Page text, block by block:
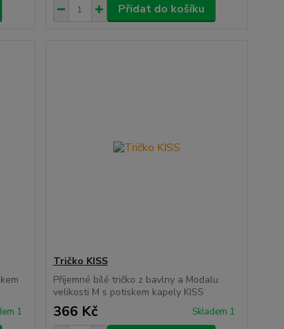
Přidat do košíku
1
Tričko KISS
Příjemné bílé tričko z bavlny a Modalu
velikosti M s potiskem kapely KISS
366 Kč Skladem 1